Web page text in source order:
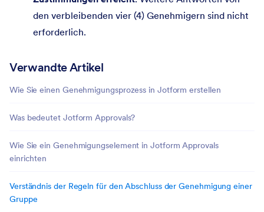
den verbleibenden vier (4) Genehmigern sind nicht
erforderlich.
Verwandte Artikel
Wie Sie einen Genehmigungsprozess in Jotform erstellen
Was bedeutet Jotform Approvals?
Wie Sie ein Genehmigungselement in Jotform Approvals
einrichten
Verständnis der Regeln für den Abschluss der Genehmigung einer
Gruppe